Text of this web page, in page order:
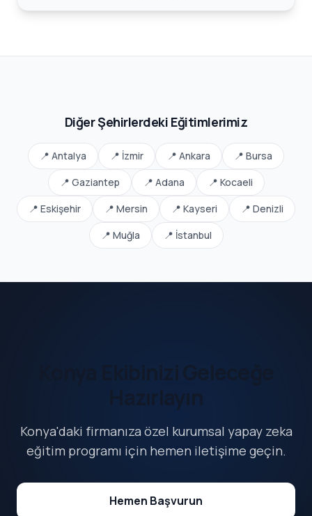
Diğer Şehirlerdeki Eğitimlerimiz
📍 Antalya 📍 İzmir 📍 Ankara
📍 Bursa
📍 Gaziantep
📍 Adana
📍 Kocaeli
📍 Eskişehir
📍 Mersin 📍 Kayseri
📍 Denizli
📍 Muğla
📍 İstanbul
Hazırlayın
Konya'daki firmanıza özel kurumsal yapay zeka
eğitim programı için hemen iletişime geçin.
Hemen Başvurun